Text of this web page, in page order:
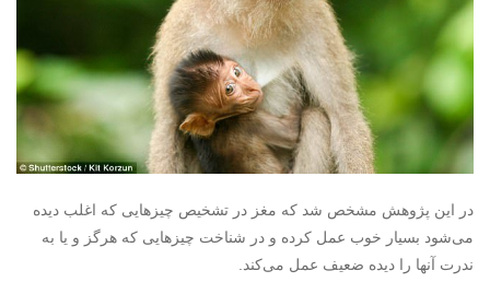
در این پژوهش مشخص شد که مغز در تشخیص چیزهایی که اغلب دیده
می‌شود بسیار خوب عمل کرده و در شناخت چیزهایی که هرگز و یا به
ندرت آنها را دیده ضعیف عمل می‌کند.